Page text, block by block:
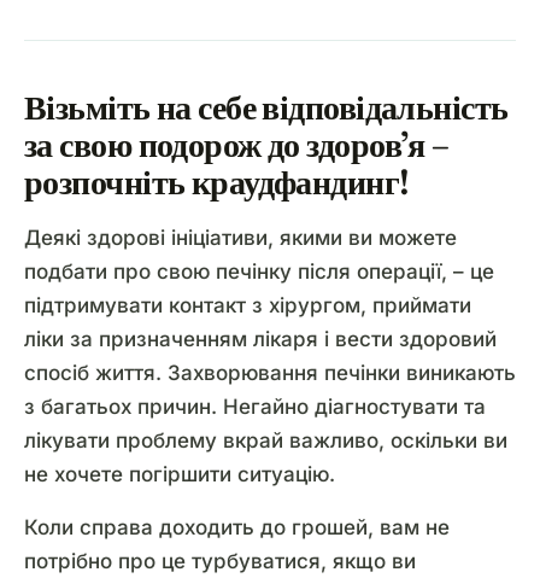
Візьміть на себе відповідальність
за свою подорож до здоров’я –
розпочніть краудфандинг!
Деякі здорові ініціативи, якими ви можете
подбати про свою печінку після операції, – це
підтримувати контакт з хірургом, приймати
ліки за призначенням лікаря і вести здоровий
спосіб життя. Захворювання печінки виникають
з багатьох причин. Негайно діагностувати та
лікувати проблему вкрай важливо, оскільки ви
не хочете погіршити ситуацію.
Коли справа доходить до грошей, вам не
потрібно про це турбуватися, якщо ви